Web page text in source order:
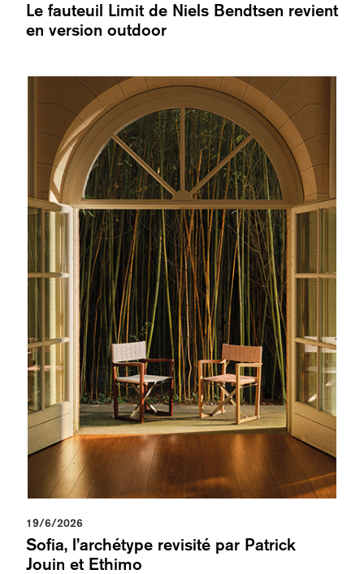
Le fauteuil Limit de Niels Bendtsen revient
en version outdoor
19/6/2026
Sofia, l’archétype revisité par Patrick
Jouin et Ethimo